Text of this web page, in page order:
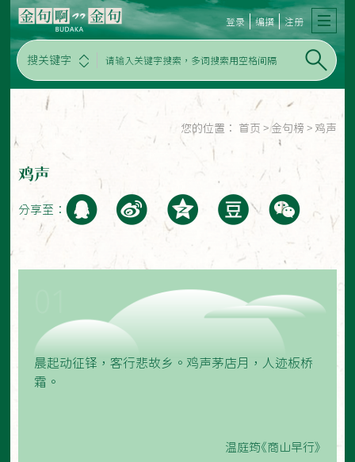
搜关键字
登录 编撰 注册
您的位置： 首页 > 金句榜 > 鸡声
鸡声
分享至：
晨起动征铎，客行悲故乡。鸡声茅店月，人迹板桥
霜。
温庭筠《商山早行》